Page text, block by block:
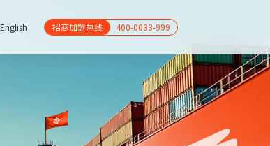
English 招商加盟热线 400-0033-999